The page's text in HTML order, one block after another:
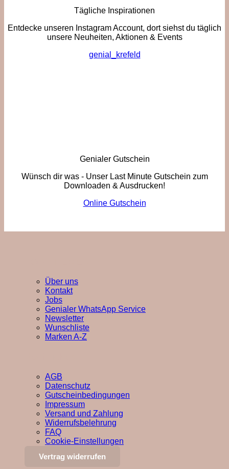
Tägliche Inspirationen
Entdecke unseren Instagram Account, dort siehst du täglich
unsere Neuheiten, Aktionen & Events
genial_krefeld
Genialer Gutschein
Wünsch dir was - Unser Last Minute Gutschein zum
Downloaden & Ausdrucken!
Online Gutschein
Über uns
Kontakt
Jobs
Genialer WhatsApp Service
Newsletter
Wunschliste
Marken A-Z
AGB
Datenschutz
Gutscheinbedingungen
Impressum
Versand und Zahlung
Widerrufsbelehrung
FAQ
Cookie-Einstellungen
Vertrag widerrufen